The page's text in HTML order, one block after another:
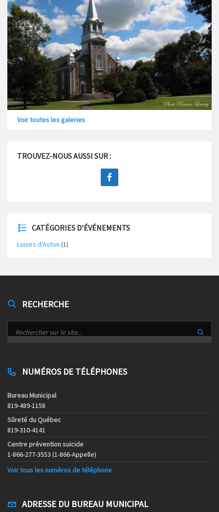
Voir toutes les galeries
TROUVEZ-NOUS AUSSI SUR :
CATÉGORIES D’ÉVÉNEMENTS
Loisirs d'Aston (1)
RECHERCHE
NUMÉROS DE TÉLÉPHONES
Bureau Municipal
819-489-1158
Sûreté du Québec
819-310-4141
Centre prévention suicide
1-866-277-3553 (1-866-Appelle)
Voir tous les numéros de téléphone
ADRESSE DU BUREAU MUNICIPAL